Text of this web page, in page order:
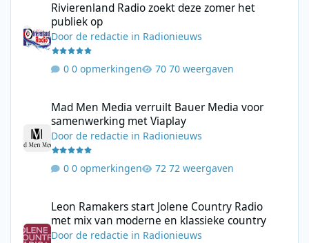
Rivierenland Radio zoekt deze zomer het
publiek op
Doorde redactie in Radionieuws
0 opmerkingen 70 weergaven
Mad Men Media verruilt Bauer Media voor
samenwerking met Viaplay
Doorde redactie in Radionieuws
0 opmerkingen 72 weergaven
Leon Ramakers start Jolene Country Radio
met mix van moderne en klassieke country
Doorde redactie in Radionieuws